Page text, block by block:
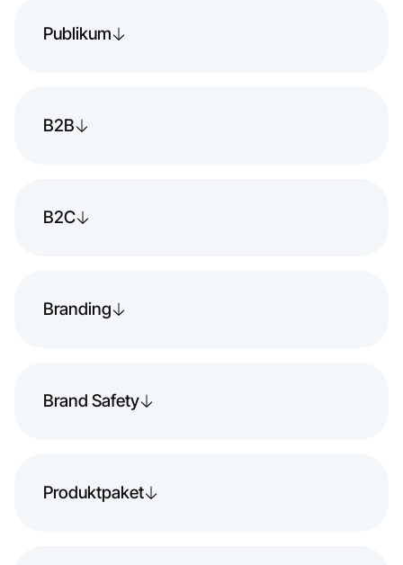
Publikum
B2B
B2C
Branding
Brand Safety
Produktpaket